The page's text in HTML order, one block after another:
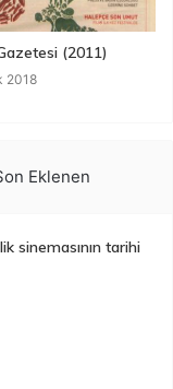
(2011)
2018
Eklenen
sinemasının tarihi